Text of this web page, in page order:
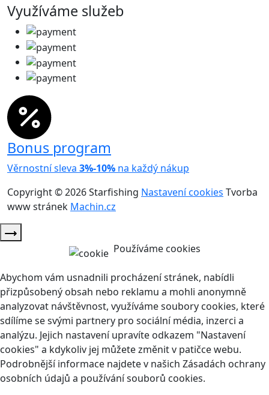
Využíváme služeb
Bonus program
Věrnostní sleva 3%-10% na každý nákup
Copyright © 2026 Starfishing Nastavení cookies Tvorba
www stránek Machin.cz
Používáme cookies
Abychom vám usnadnili procházení stránek, nabídli
přizpůsobený obsah nebo reklamu a mohli anonymně
analyzovat návštěvnost, využíváme soubory cookies, které
sdílíme se svými partnery pro sociální média, inzerci a
analýzu. Jejich nastavení upravíte odkazem "Nastavení
cookies" a kdykoliv jej můžete změnit v patičce webu.
Podrobnější informace najdete v našich Zásadách ochrany
osobních údajů a používání souborů cookies.